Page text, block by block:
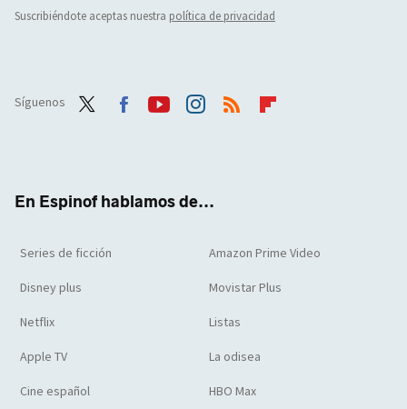
Suscribiéndote aceptas nuestra política de privacidad
Síguenos
En Espinof hablamos de...
Series de ficción Amazon Prime Video
Disney plus Movistar Plus
Netflix Listas
Apple TV La odisea
Cine español HBO Max